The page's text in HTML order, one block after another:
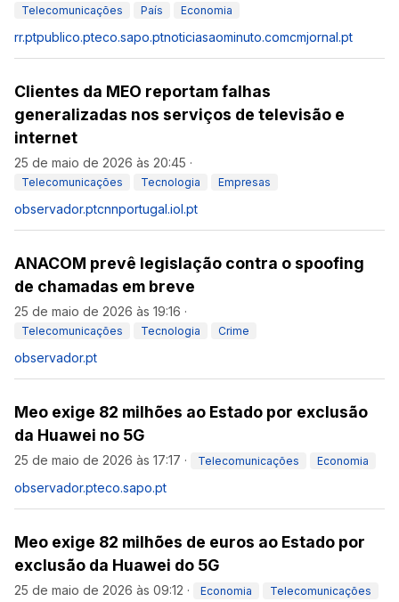
Telecomunicações País Economia
rr.ptpublico.pteco.sapo.ptnoticiasaominuto.comcmjornal.pt
Clientes da MEO reportam falhas
generalizadas nos serviços de televisão e
internet
25 de maio de 2026 às 20:45 ·
Telecomunicações Tecnologia Empresas
observador.ptcnnportugal.iol.pt
ANACOM prevê legislação contra o spoofing
de chamadas em breve
25 de maio de 2026 às 19:16 ·
Telecomunicações Tecnologia Crime
observador.pt
Meo exige 82 milhões ao Estado por exclusão
da Huawei no 5G
25 de maio de 2026 às 17:17 · Telecomunicações Economia
observador.pteco.sapo.pt
Meo exige 82 milhões de euros ao Estado por
exclusão da Huawei do 5G
25 de maio de 2026 às 09:12 · Economia Telecomunicações